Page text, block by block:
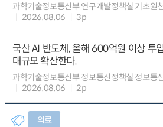
과학기술정보통신부 연구개발정책실 기초원
2026.08.06
3p
국산 AI 반도체, 올해 600억원 이상 투
대규모 확산한다.
과학기술정보통신부 정보통신정책실 정보통
2026.08.06
2p
의료